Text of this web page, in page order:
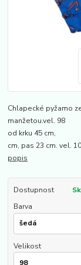
Chlapecké pyžamo
manžetou.vel. 98
od krku 45 cm,
cm, pas 23 cm. vel.
popis
Dostupnost
Barva
Velikost